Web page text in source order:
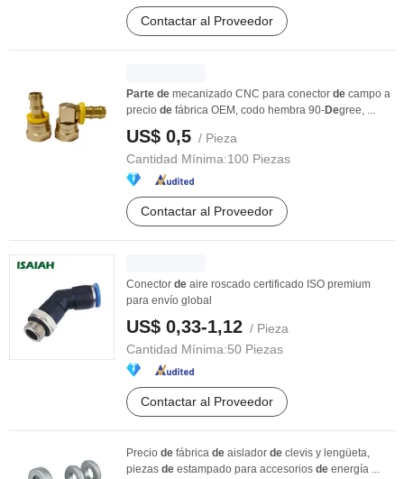
Contactar al Proveedor
Parte de mecanizado CNC para conector de campo a
precio de fábrica OEM, codo hembra 90-Degree, ...
US$ 0,5 / Pieza
Cantidad Mínima:100 Piezas
Contactar al Proveedor
Conector de aire roscado certificado ISO premium
para envío global
US$ 0,33-1,12 / Pieza
Cantidad Mínima:50 Piezas
Contactar al Proveedor
Precio de fábrica de aislador de clevis y lengüeta,
piezas de estampado para accesorios de energía ...